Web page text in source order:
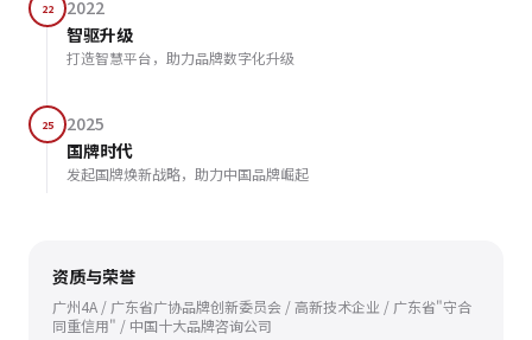
22
2022
智驱升级
打造智慧平台，助力品牌数字化升级
25
2025
国牌时代
发起国牌焕新战略，助力中国品牌崛起
资质与荣誉
广州4A / 广东省广协品牌创新委员会 / 高新技术企业 / 广东省"守合
同重信用" / 中国十大品牌咨询公司